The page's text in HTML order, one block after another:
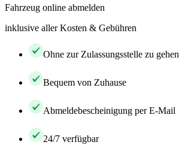
Fahrzeug online abmelden
inklusive aller Kosten & Gebühren
Ohne zur Zulassungsstelle zu gehen
Bequem von Zuhause
Abmeldebescheinigung per E-Mail
24/7 verfügbar